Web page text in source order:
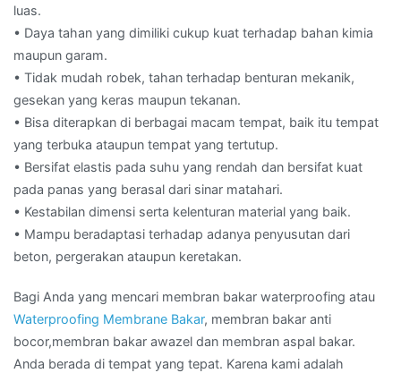
luas.
• Daya tahan yang dimiliki cukup kuat terhadap bahan kimia
maupun garam.
• Tidak mudah robek, tahan terhadap benturan mekanik,
gesekan yang keras maupun tekanan.
• Bisa diterapkan di berbagai macam tempat, baik itu tempat
yang terbuka ataupun tempat yang tertutup.
• Bersifat elastis pada suhu yang rendah dan bersifat kuat
pada panas yang berasal dari sinar matahari.
• Kestabilan dimensi serta kelenturan material yang baik.
• Mampu beradaptasi terhadap adanya penyusutan dari
beton, pergerakan ataupun keretakan.
Bagi Anda yang mencari membran bakar waterproofing atau
Waterproofing Membrane Bakar, membran bakar anti
bocor,membran bakar awazel dan membran aspal bakar.
Anda berada di tempat yang tepat. Karena kami adalah